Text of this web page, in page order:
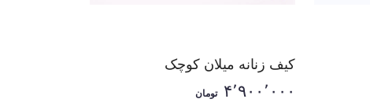
کیف زنانه میلان کوچک
۴٬۹۰۰٬۰۰۰ تومان